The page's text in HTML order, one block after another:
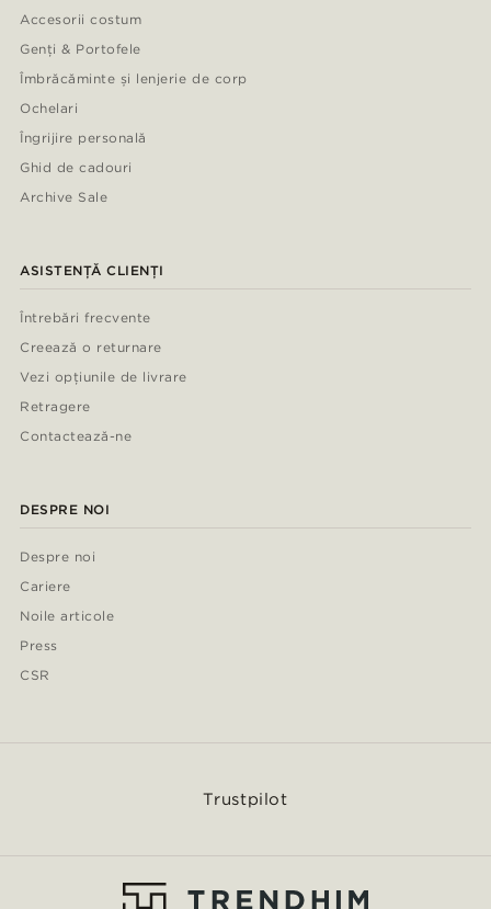
Accesorii costum
Genți & Portofele
Îmbrăcăminte și lenjerie de corp
Ochelari
Îngrijire personală
Ghid de cadouri
Archive Sale
ASISTENȚĂ CLIENȚI
Întrebări frecvente
Creează o returnare
Vezi opțiunile de livrare
Retragere
Contactează-ne
DESPRE NOI
Despre noi
Cariere
Noile articole
Press
CSR
Trustpilot